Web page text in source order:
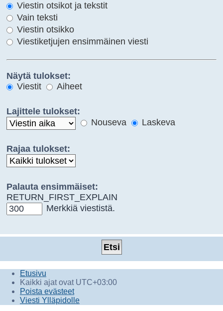
Viestin otsikot ja tekstit
Vain teksti
Viestin otsikko
Viestiketjujen ensimmäinen viesti
Näytä tulokset:
Viestit
Aiheet
Lajittele tulokset:
Nouseva
Laskeva
Rajaa tulokset:
Palauta ensimmäiset:
RETURN_FIRST_EXPLAIN
Merkkiä viestistä.
Etusivu
Kaikki ajat ovat UTC+03:00
Poista evästeet
Viesti Ylläpidolle